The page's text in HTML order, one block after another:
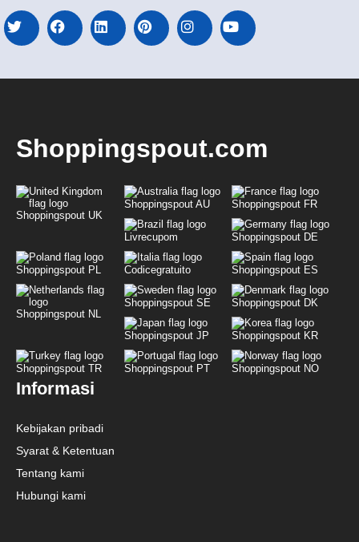
Shoppingspout.com
Shoppingspout UK
Shoppingspout AU Shoppingspout FR
Livrecupom Shoppingspout DE
Shoppingspout PL Codicegratuito Shoppingspout ES
Shoppingspout NL
Shoppingspout SE Shoppingspout DK
Shoppingspout JP Shoppingspout KR
Shoppingspout TR Shoppingspout PT Shoppingspout NO
Informasi
Kebijakan pribadi
Syarat & Ketentuan
Tentang kami
Hubungi kami